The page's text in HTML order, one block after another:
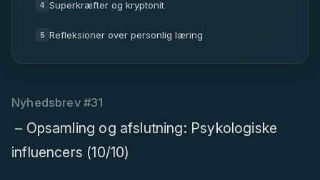
4 Superkræfter og kryptonit
5 Refleksioner over personlig læring
Nyhedsbrev #31
– Opsamling og afslutning: Psykologiske
influencers (10/10)